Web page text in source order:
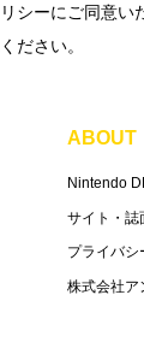
シーにご同意い
ださい。
ABOUT
Nintendo
サイト・誌
プライバシ
株式会社ア